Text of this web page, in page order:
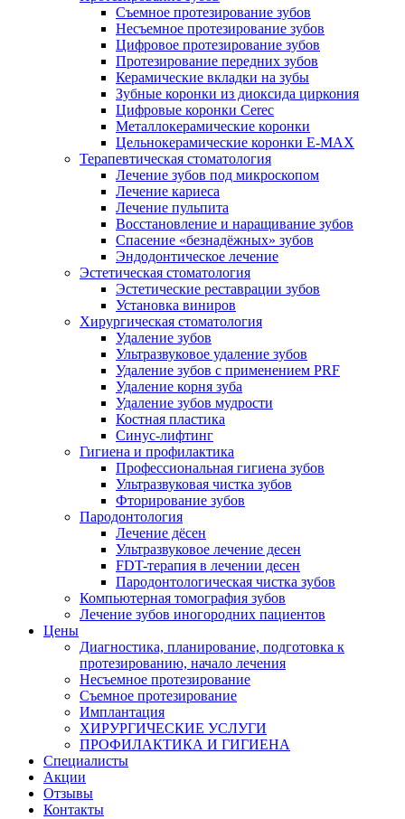
Съемное протезирование зубов
Несъемное протезирование зубов
Цифровое протезирование зубов
Протезирование передних зубов
Керамические вкладки на зубы
Зубные коронки из диоксида циркония
Цифровые коронки Cerec
Металлокерамические коронки
Цельнокерамические коронки E-MAX
Терапевтическая стоматология
Лечение зубов под микроскопом
Лечение кариеса
Лечение пульпита
Восстановление и наращивание зубов
Спасение «безнадёжных» зубов
Эндодонтическое лечение
Эстетическая стоматология
Эстетические реставрации зубов
Установка виниров
Хирургическая стоматология
Удаление зубов
Ультразвуковое удаление зубов
Удаление зубов с применением PRF
Удаление корня зуба
Удаление зубов мудрости
Костная пластика
Синус-лифтинг
Гигиена и профилактика
Профессиональная гигиена зубов
Ультразвуковая чистка зубов
Фторирование зубов
Пародонтология
Лечение дёсен
Ультразвуковое лечение десен
FDT-терапия в лечении десен
Пародонтологическая чистка зубов
Компьютерная томография зубов
Лечение зубов иногородних пациентов
Цены
Диагностика, планирование, подготовка к
протезированию, начало лечения
Несъемное протезирование
Съемное протезирование
Имплантация
ХИРУРГИЧЕСКИЕ УСЛУГИ
ПРОФИЛАКТИКА И ГИГИЕНА
Специалисты
Акции
Отзывы
Контакты